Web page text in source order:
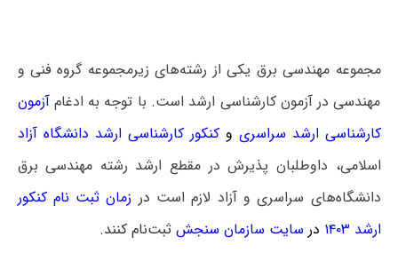
مجموعه مهندسی برق یکی از رشته‌های زیرمجموعه گروه فنی و
مهندسی در آزمون کارشناسی ارشد است. با توجه به ادغامآزمون
کارشناسی ارشد سراسری وکنکور کارشناسی ارشد دانشگاه آزاد
اسلامی، داوطلبان پذیرش در مقطع ارشد رشته مهندسی برق
دانشگاه‌های سراسری و آزاد لازم است در زمان ثبت نام کنکور
ارشد ۱۴۰۳
در سایت سازمان سنجش ثبت‌نام کنند.